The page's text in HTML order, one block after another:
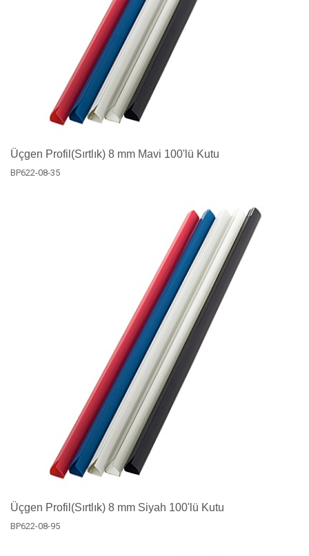
Üçgen Profil(Sırtlık) 8 mm Mavi 100'lü Kutu
BP622-08-35
Üçgen Profil(Sırtlık) 8 mm Siyah 100'lü Kutu
BP622-08-95